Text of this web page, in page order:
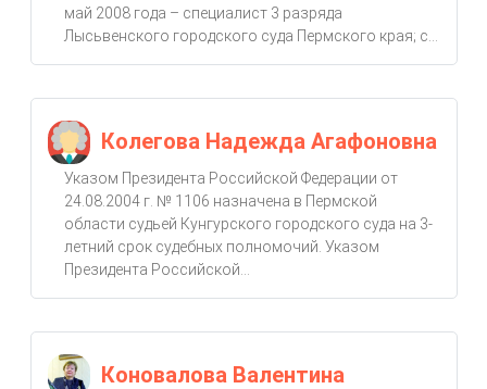
май 2008 года – специалист 3 разряда
Лысьвенского городского суда Пермского края; с...
Колегова Надежда Агафоновна
Указом Президента Российской Федерации от
24.08.2004 г. № 1106 назначена в Пермской
области судьей Кунгурского городского суда на 3-
летний срок судебных полномочий. Указом
Президента Российской...
Коновалова Валентина